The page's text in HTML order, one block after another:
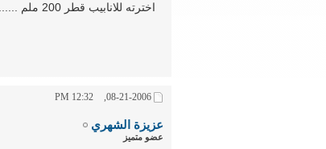
اخترته للانابيب قطر 200 ملم ........... علماً انني رسمت الشبكة بواسطة برنامج ARC GIS
08-21-2006,
12:32 PM
عزيزة الشهري
عضو متميز